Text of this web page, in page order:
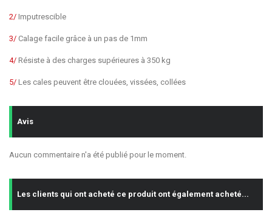
2/ Imputrescible
3/ Calage facile grâce à un pas de 1mm
4/ Résiste à des charges supérieures à 350 kg
5/ Les cales peuvent être clouées, vissées, collées
Avis
Aucun commentaire n'a été publié pour le moment.
Les clients qui ont acheté ce produit ont également acheté...